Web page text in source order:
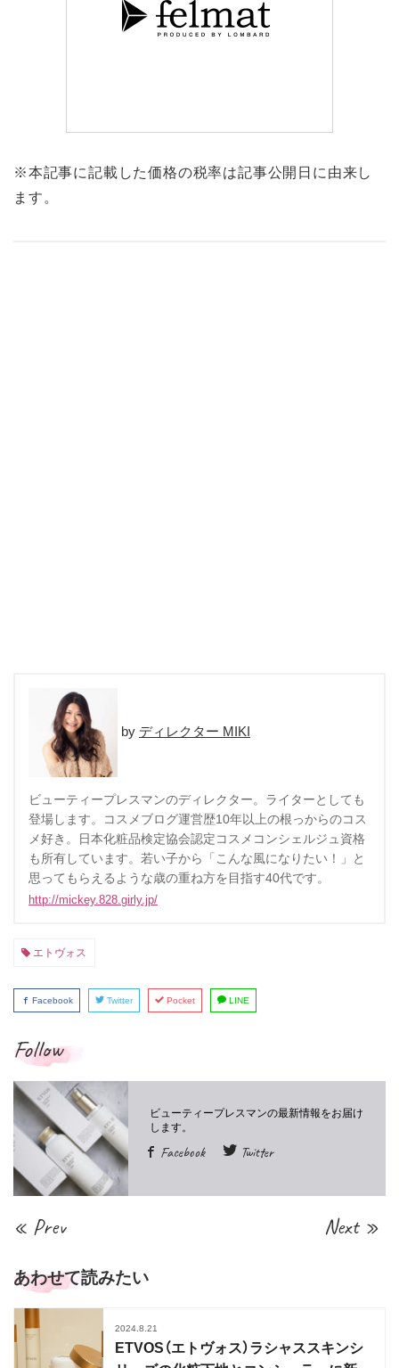
※本記事に記載した価格の税率は記事公開日に由来し
ます。
ディレクター MIKI
ビューティープレスマンのディレクター。ライターとしても
登場します。コスメブログ運営歴10年以上の根っからのコス
メ好き。日本化粧品検定協会認定コスメコンシェルジュ資格
も所有しています。若い子から「こんな風になりたい！」と
思ってもらえるような歳の重ね方を目指す40代です。
http://mickey.828.girly.jp/
エトヴォス
Facebook Twitter Pocket LINE
Follow
Facebook Twitter
« Prev Next »
あわせて読みたい
2024.8.21
ETVOS（エトヴォス）ラシャススキンシ